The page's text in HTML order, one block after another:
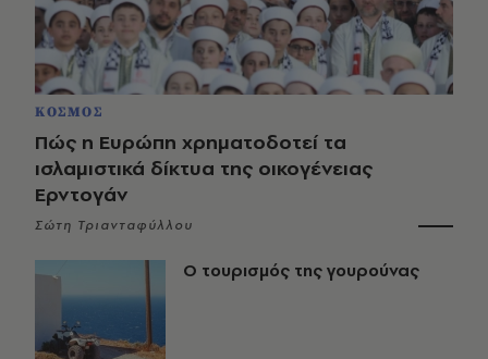
ΚΟΣΜΟΣ
Πώς η Ευρώπη χρηματοδοτεί τα
ισλαμιστικά δίκτυα της οικογένειας
Ερντογάν
Σώτη Τριανταφύλλου
Ο τουρισμός της γουρούνας